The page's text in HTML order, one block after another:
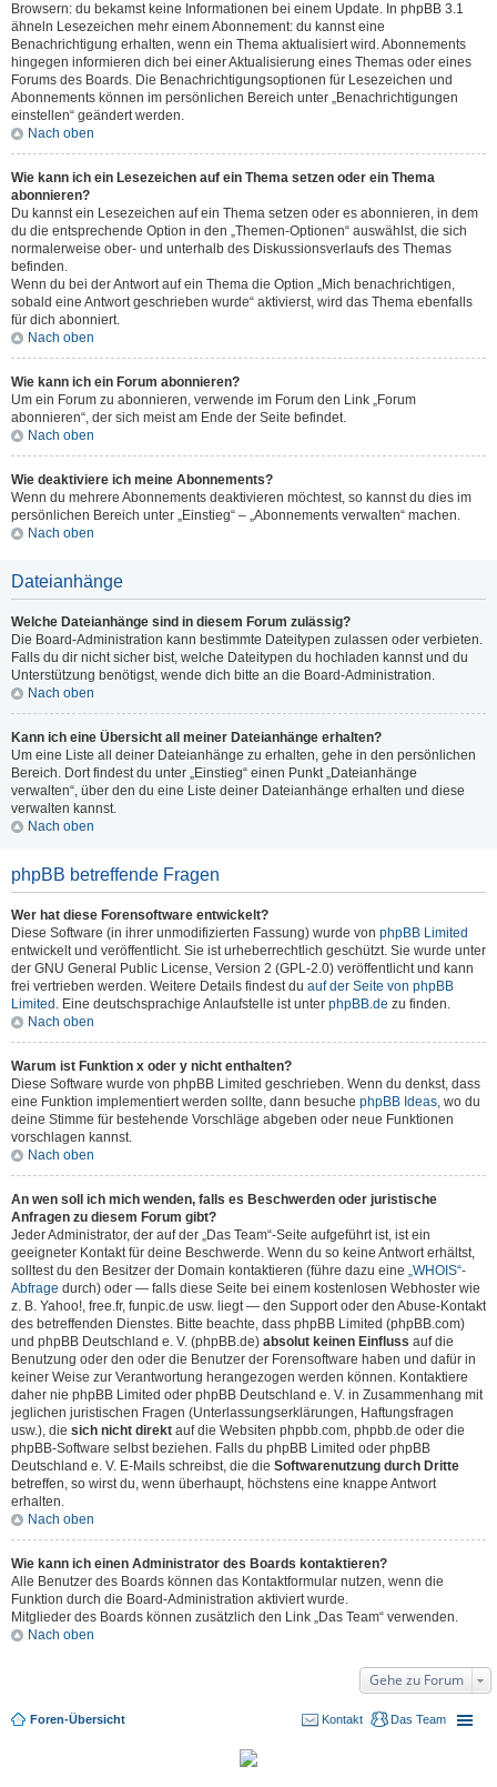
Browsern: du bekamst keine Informationen bei einem Update. In phpBB 3.1
ähneln Lesezeichen mehr einem Abonnement: du kannst eine
Benachrichtigung erhalten, wenn ein Thema aktualisiert wird. Abonnements
hingegen informieren dich bei einer Aktualisierung eines Themas oder eines
Forums des Boards. Die Benachrichtigungsoptionen für Lesezeichen und
Abonnements können im persönlichen Bereich unter „Benachrichtigungen
einstellen“ geändert werden.
Nach oben
Wie kann ich ein Lesezeichen auf ein Thema setzen oder ein Thema
abonnieren?
Du kannst ein Lesezeichen auf ein Thema setzen oder es abonnieren, in dem
du die entsprechende Option in den „Themen-Optionen“ auswählst, die sich
normalerweise ober- und unterhalb des Diskussionsverlaufs des Themas
befinden.
Wenn du bei der Antwort auf ein Thema die Option „Mich benachrichtigen,
sobald eine Antwort geschrieben wurde“ aktivierst, wird das Thema ebenfalls
für dich abonniert.
Nach oben
Wie kann ich ein Forum abonnieren?
Um ein Forum zu abonnieren, verwende im Forum den Link „Forum
abonnieren“, der sich meist am Ende der Seite befindet.
Nach oben
Wie deaktiviere ich meine Abonnements?
Wenn du mehrere Abonnements deaktivieren möchtest, so kannst du dies im
persönlichen Bereich unter „Einstieg“ – „Abonnements verwalten“ machen.
Nach oben
Dateianhänge
Welche Dateianhänge sind in diesem Forum zulässig?
Die Board-Administration kann bestimmte Dateitypen zulassen oder verbieten.
Falls du dir nicht sicher bist, welche Dateitypen du hochladen kannst und du
Unterstützung benötigst, wende dich bitte an die Board-Administration.
Nach oben
Kann ich eine Übersicht all meiner Dateianhänge erhalten?
Um eine Liste all deiner Dateianhänge zu erhalten, gehe in den persönlichen
Bereich. Dort findest du unter „Einstieg“ einen Punkt „Dateianhänge
verwalten“, über den du eine Liste deiner Dateianhänge erhalten und diese
verwalten kannst.
Nach oben
phpBB betreffende Fragen
Wer hat diese Forensoftware entwickelt?
Diese Software (in ihrer unmodifizierten Fassung) wurde von phpBB Limited
entwickelt und veröffentlicht. Sie ist urheberrechtlich geschützt. Sie wurde unter
der GNU General Public License, Version 2 (GPL-2.0) veröffentlicht und kann
frei vertrieben werden. Weitere Details findest du auf der Seite von phpBB
Limited . Eine deutschsprachige Anlaufstelle ist unter phpBB.de zu finden.
Nach oben
Warum ist Funktion x oder y nicht enthalten?
Diese Software wurde von phpBB Limited geschrieben. Wenn du denkst, dass
eine Funktion implementiert werden sollte, dann besuche phpBB Ideas, wo du
deine Stimme für bestehende Vorschläge abgeben oder neue Funktionen
vorschlagen kannst.
Nach oben
An wen soll ich mich wenden, falls es Beschwerden oder juristische
Anfragen zu diesem Forum gibt?
Jeder Administrator, der auf der „Das Team“-Seite aufgeführt ist, ist ein
geeigneter Kontakt für deine Beschwerde. Wenn du so keine Antwort erhältst,
solltest du den Besitzer der Domain kontaktieren (führe dazu eine „WHOIS“-
Abfrage durch) oder — falls diese Seite bei einem kostenlosen Webhoster wie
z. B. Yahoo!, free.fr, funpic.de usw. liegt — den Support oder den Abuse-Kontakt
des betreffenden Dienstes. Bitte beachte, dass phpBB Limited (phpBB.com)
und phpBB Deutschland e. V. (phpBB.de) absolut keinen Einfluss auf die
Benutzung oder den oder die Benutzer der Forensoftware haben und dafür in
keiner Weise zur Verantwortung herangezogen werden können. Kontaktiere
daher nie phpBB Limited oder phpBB Deutschland e. V. in Zusammenhang mit
jeglichen juristischen Fragen (Unterlassungserklärungen, Haftungsfragen
usw.), die sich nicht direkt auf die Websiten phpbb.com, phpbb.de oder die
phpBB-Software selbst beziehen. Falls du phpBB Limited oder phpBB
Deutschland e. V. E-Mails schreibst, die die Softwarenutzung durch Dritte
betreffen, so wirst du, wenn überhaupt, höchstens eine knappe Antwort
erhalten.
Nach oben
Wie kann ich einen Administrator des Boards kontaktieren?
Alle Benutzer des Boards können das Kontaktformular nutzen, wenn die
Funktion durch die Board-Administration aktiviert wurde.
Mitglieder des Boards können zusätzlich den Link „Das Team“ verwenden.
Nach oben
Gehe zu Forum
Foren-Übersicht Das Team
Kontakt